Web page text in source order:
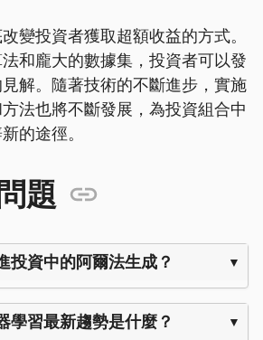
變投資者獲取超額收益的方式。
和龐大的數據集，投資者可以發
解。隨著技術的不斷進步，實施
法也將不斷發展，為投資組合中
的途徑。
題
投資中的阿爾法生成？
學習最新趨勢是什麼？